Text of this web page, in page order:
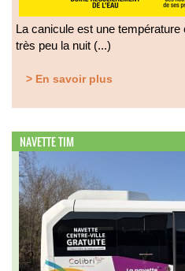
La canicule est une
très peu la nuit (...)
> En savoir plus
NAVETTE TIM